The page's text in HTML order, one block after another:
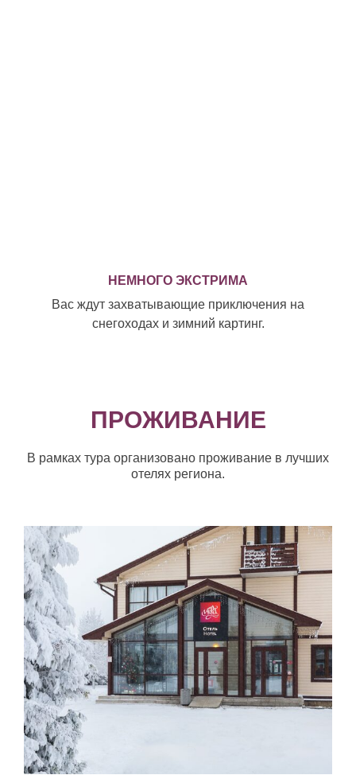
НЕМНОГО ЭКСТРИМА
Вас ждут захватывающие приключения на
снегоходах и зимний картинг.
ПРОЖИВАНИЕ
В рамках тура организовано проживание в лучших
отелях региона.